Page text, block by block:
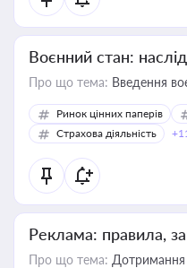
Воєнний стан:
Про що тема: Введення
Ринок цінних паперів
Страхова діяльність
Реклама: правила,
Про що тема: Дотримання